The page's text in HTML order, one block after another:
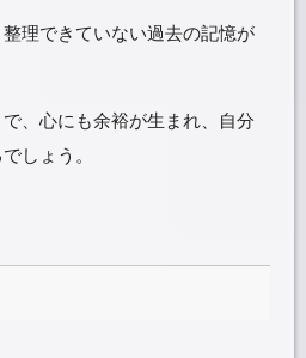
理できていない過去の記憶が
、心にも余裕が生まれ、自分
しょう。